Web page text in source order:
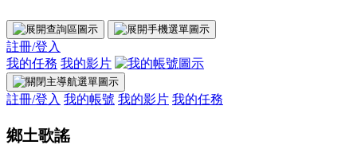
註冊/登入
我的任務 我的影片
註冊/登入 我的帳號 我的影片 我的任務
鄉土歌謠